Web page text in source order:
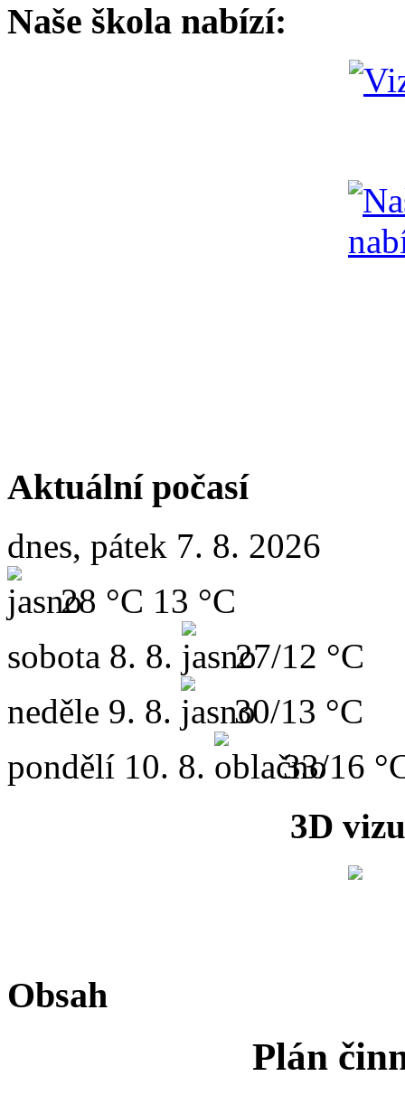
Naše škola nabízí:
Aktuální počasí
dnes, pátek 7. 8. 2026
28 °C 13 °C
sobota 8. 8.
27/12 °C
neděle 9. 8.
30/13 °C
pondělí 10. 8.
33/16
3D
Obsah
Plán